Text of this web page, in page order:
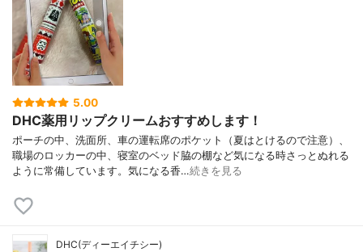
5.00
DHC薬用リップクリームおすすめします！
ポーチの中、洗面所、車の運転席のポケット（夏はとけるので注意）、
職場のロッカーの中、寝室のベッド脇の棚など気になる時さっとぬれる
ように常備しています。気になる香…続きを見る
DHC(ディーエイチシー)